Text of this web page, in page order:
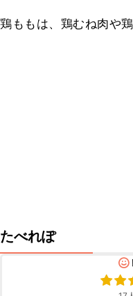
鶏ももは、鶏むね肉や
たべれぽ